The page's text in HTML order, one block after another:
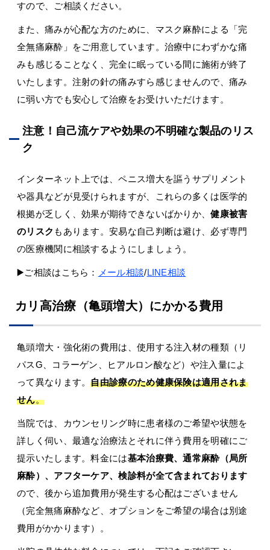
すので、ご相談ください。
また、痛みが心配な方のために、マスク麻酔による「完
全無痛麻酔」をご用意しています。治療中にわずかな痛
みも感じることなく、完全に眠っている間に施術が終了
いたします。注射の針の痛みすら感じませんので、痛み
に弱い方でも安心して治療をお受けいただけます。
注意！自己流ケアや効果の不明確な製品のリス
ク
インターネット上では、ペニス増大を謳うサプリメント
や器具などが見受けられますが、これらの多くは医学的
根拠が乏しく、効果が期待できないばかりか、健康被害
のリスク もあります。安易な自己判断は避け、必ず専門
の医療機関に相談するようにしましょう。
▶️ご相談はこちら： メール相談/LINE相談
カリ高治療（亀頭増大）にかかる費用
亀頭増大・強化術の費用は、使用する注入材の種類（リ
パスG、コラーゲン、ヒアルロン酸など）や注入量によ
って異なります。自由診療のため健康保険は適用されま
せん。
当院では、カウンセリング時に患者様のご希望や状態を
詳しく伺い、最適な治療法とそれに伴う費用を明確にご
提示いたします。料金には基本治療費、通常麻酔（局所
麻酔）、アフターケア、検診料が全て含まれております
ので、後から追加費用が発生する心配はございません
（完全無痛麻酔など、オプションをご希望の場合は別途
費用がかかります）。